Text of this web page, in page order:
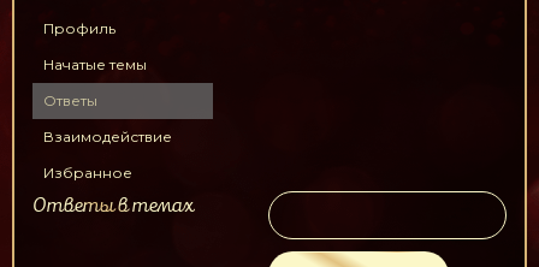
Профиль
Начатые темы
Ответы
Взаимодействие
Избранное
Ответы в темах